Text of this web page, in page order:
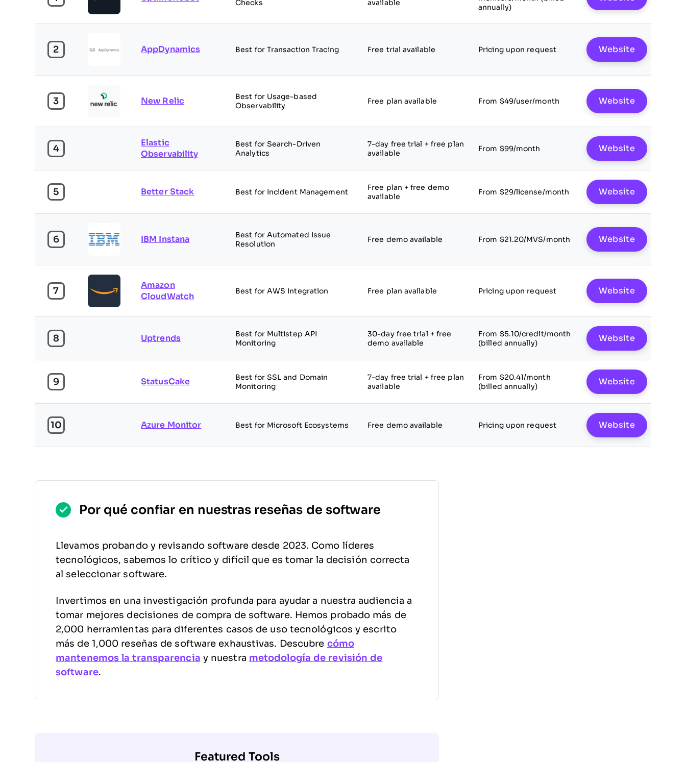
Checks
available
annually)
2 AppDynamics Best for Transaction Tracing Free trial available Pricing upon request Website
3 New Relic
Best for Usage-based
Observability
Free plan available From $49/user/month Website
4
Elastic
Observability
Best for Search-Driven
Analytics
7-day free trial + free plan
available
From $99/month Website
5 Better Stack Best for Incident Management
Free plan + free demo
available
From $29/license/month Website
6 IBM Instana
Best for Automated Issue
Resolution
Free demo available From $21.20/MVS/month Website
7
Amazon
CloudWatch
Best for AWS Integration Free plan available Pricing upon request Website
8 Uptrends
Best for Multistep API
Monitoring
30-day free trial + free
demo available
From $5.10/credit/month
(billed annually)
Website
9 StatusCake
Best for SSL and Domain
Monitoring
7-day free trial + free plan
available
From $20.41/month
(billed annually)
Website
10 Azure Monitor Best for Microsoft Ecosystems Free demo available Pricing upon request Website
Por qué confiar en nuestras reseñas de software
Llevamos probando y revisando software desde 2023. Como líderes
tecnológicos, sabemos lo crítico y difícil que es tomar la decisión correcta
al seleccionar software.
Invertimos en una investigación profunda para ayudar a nuestra audiencia a
tomar mejores decisiones de compra de software. Hemos probado más de
2,000 herramientas para diferentes casos de uso tecnológicos y escrito
más de 1,000 reseñas de software exhaustivas. Descubre cómo
mantenemos la transparencia y nuestra metodología de revisión de
software.
Featured Tools